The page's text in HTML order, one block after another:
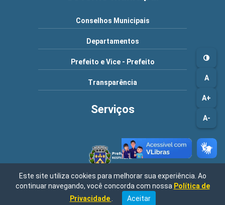
A
A+
A-
Conselhos Municipais
Departamentos
Prefeito e Vice - Prefeito
Transparência
Serviços
Município de Restinga - SP | Endereço: Rua Geraldo Veríssimo,
nº 633 - Centro, 14430-000 / Central de Atendimento: 08h00 às
Este site utiliza cookies para melhorar sua experiência. Ao
continuar navegando, você concorda com nossa Política de
Privacidade
Aceitar